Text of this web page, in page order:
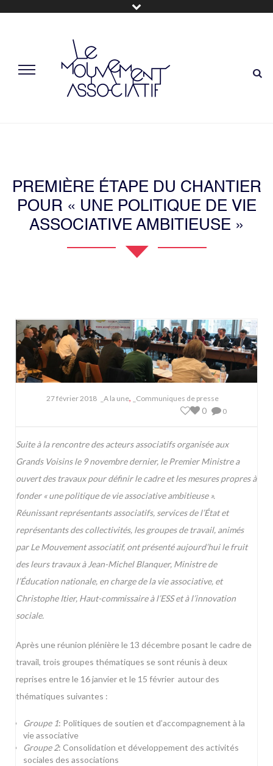
PREMIÈRE ÉTAPE DU CHANTIER
POUR « UNE POLITIQUE DE VIE
ASSOCIATIVE AMBITIEUSE »
27 février 2018 _A la une,
_Communiques de presse
0
0
Suite à la rencontre des acteurs associatifs organisée aux
Grands Voisins le 9 novembre dernier, le Premier Ministre a
ouvert des travaux pour définir le cadre et les mesures propres à
fonder « une politique de vie associative ambitieuse ».
Réunissant représentants associatifs, services de l’État et
représentants des collectivités, les groupes de travail, animés
par Le Mouvement associatif, ont présenté aujourd’hui le fruit
des leurs travaux à Jean-Michel Blanquer, Ministre de
l’Éducation nationale, en charge de la vie associative, et
Christophe Itier, Haut-commissaire à l’ESS et à l’innovation
sociale.
Après une réunion plénière le 13 décembre posant le cadre de
travail, trois groupes thématiques se sont réunis à deux
reprises entre le 16 janvier et le 15 février autour des
thématiques suivantes :
Groupe 1: Politiques de soutien et d’accompagnement à la
vie associative
Groupe 2: Consolidation et développement des activités
sociales des associations